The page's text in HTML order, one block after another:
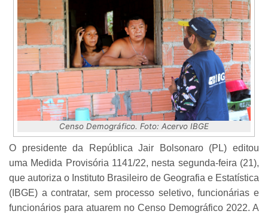
Censo Demográfico. Foto: Acervo IBGE
O presidente da República Jair Bolsonaro (PL) editou
uma Medida Provisória 1141/22, nesta segunda-feira (21),
que autoriza o Instituto Brasileiro de Geografia e Estatística
(IBGE) a contratar, sem processo seletivo, funcionárias e
funcionários para atuarem no Censo Demográfico 2022. A